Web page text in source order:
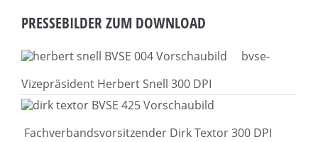
PRESSEBILDER ZUM DOWNLOAD
bvse-
Vizepräsident Herbert Snell 300 DPI
Fachverbandsvorsitzender Dirk Textor 300 DPI